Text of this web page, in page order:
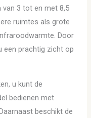
van 3 tot en met 8,5
ruimtes als grote
Door
een prachtig zicht op
u kunt de
bedienen met
beschikt de